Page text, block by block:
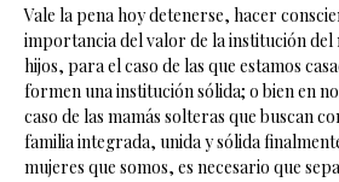
Vale la pena hoy detenerse, hacer
importancia del valor de la institución
hijos, para el caso de las que estamos
formen una institución sólida; o bien en
caso de las mamás solteras que buscan
familia integrada, unida y sólida
mujeres que somos, es necesario que